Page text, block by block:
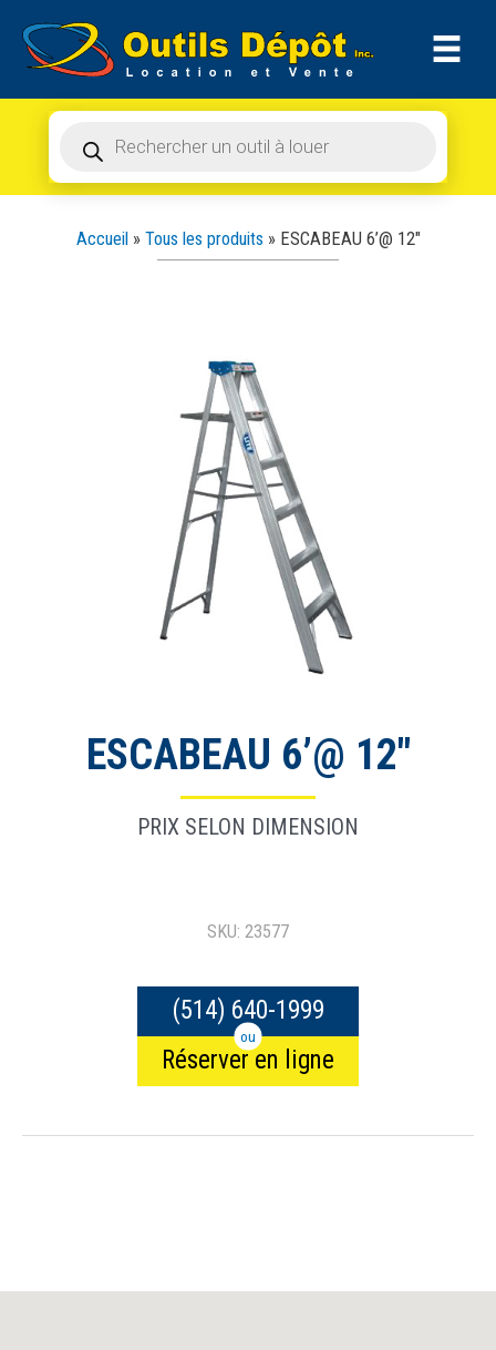
contenu
produits
de
produits
Accueil» Tous les produits » ESCABEAU 6’@ 12″
ESCABEAU 6’@ 12″
PRIX SELON DIMENSION
SKU: 23577
(514) 640-1999
ou
Réserver en ligne